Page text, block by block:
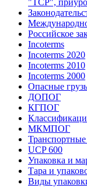
Российское
Incoterms
Incoterms 2020
Incoterms 2010
Incoterms 2000
Опасные
ДОПОГ
КГПОГ
МКМПОГ
UCP 600
Упаковка и
Тара и
Виды